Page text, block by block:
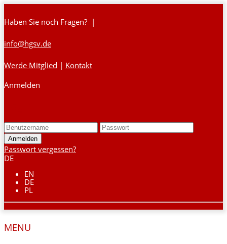
Haben Sie noch Fragen? |
info@hgsv.de
Werde Mitglied | Kontakt
Anmelden
Passwort vergessen?
DE
EN
DE
PL
MENU